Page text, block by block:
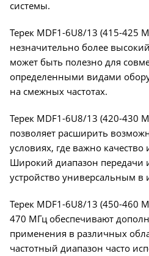
системы.
Терек MDF1-6U8/13 (415-425
незначительно более
может быть полезно для
определенными видами
на смежных частотах.
Терек MDF1-6U8/13 (420-430
позволяет расширить
условиях, где важно качество
Широкий диапазон передачи
устройство универсальным в
Терек MDF1-6U8/13 (450-460
470 МГц обеспечивают
применения в различных
частотный диапазон часто